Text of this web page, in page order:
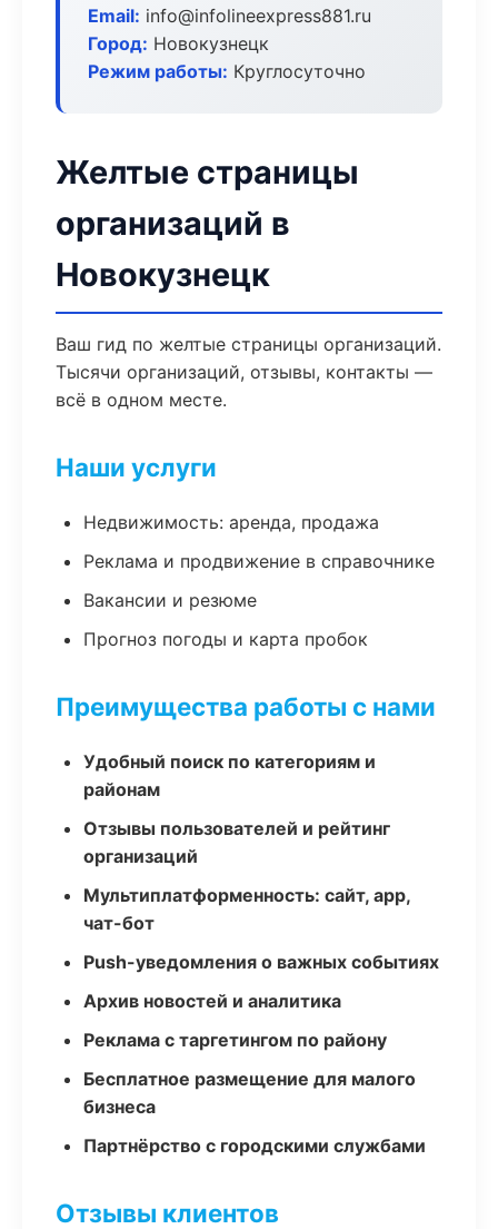
Email: info@infolineexpress881.ru
Город: Новокузнецк
Режим работы: Круглосуточно
Желтые страницы
организаций в
Новокузнецк
Ваш гид по желтые страницы организаций.
Тысячи организаций, отзывы, контакты —
всё в одном месте.
Наши услуги
Недвижимость: аренда, продажа
Реклама и продвижение в справочнике
Вакансии и резюме
Прогноз погоды и карта пробок
Преимущества работы с нами
Удобный поиск по категориям и
районам
Отзывы пользователей и рейтинг
организаций
Мультиплатформенность: сайт, app,
чат-бот
Push-уведомления о важных событиях
Архив новостей и аналитика
Реклама с таргетингом по району
Бесплатное размещение для малого
бизнеса
Партнёрство с городскими службами
Отзывы клиентов